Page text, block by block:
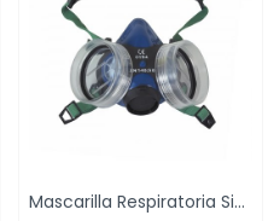
Mascarilla Respiratoria Sin Filtro Con...